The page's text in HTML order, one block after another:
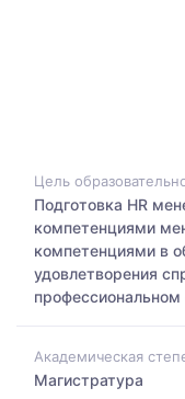
Цель
Подготовка HR
компетенциями
компетенциями в
удовлетворения
Академическая
Магистратура